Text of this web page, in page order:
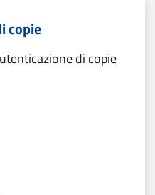
copie
di copie